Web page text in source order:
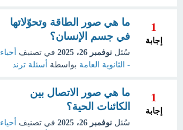
1
إجابة
ما هي صور الطاقة وتحوّلاتها
في جسم الإنسان؟
سُئل نوفمبر 26، 2025 في تصنيف
أحياء
- الثانوية العامة بواسطة أسئلة ترند
1
إجابة
ما هي صور الاتصال بين
الكائنات الحية؟
سُئل نوفمبر 26، 2025 في تصنيف
أحياء